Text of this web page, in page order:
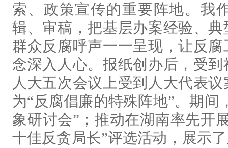
索、政策宣传的重要阵地。我
辑、审稿，把基层办案经验、
群众反腐呼声一一呈现，让反
念深入人心。报纸创办后，受
人大五次会议上受到人大代表
为“反腐倡廉的特殊阵地”。期间
象研讨会”；推动在湖南率先开
十佳反贪局长”评选活动，展示